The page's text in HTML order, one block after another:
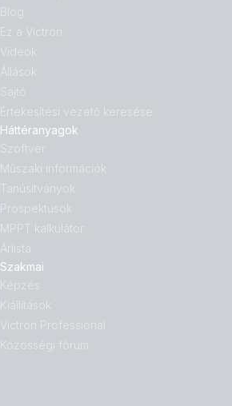
Blog
Ez a Victron
Videók
Állások
Sajtó
Értekesítési vezető keresése
Háttéranyagok
Szoftver
Műszaki információk
Tanúsítványok
Prospektusok
MPPT kalkulátor
Árlista
Szakmai
Képzés
Kiállítások
Victron Professional
Közösségi fórum